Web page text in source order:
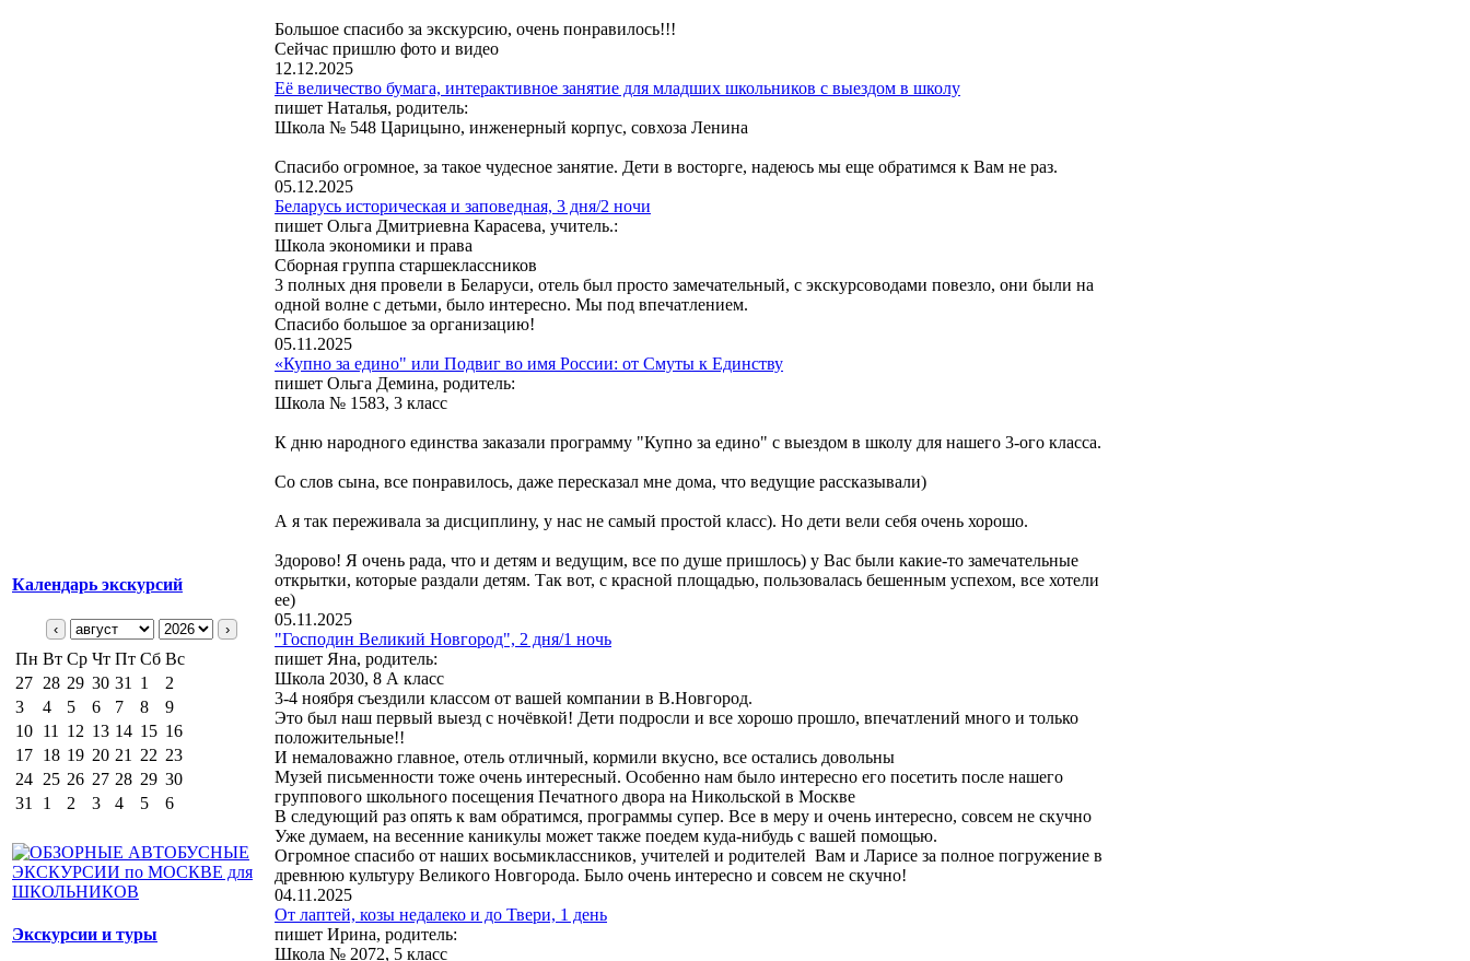
Календарь экскурсий
‹ ›
Пн Вт Ср Чт Пт Сб Вс
27 28 29 30 31 1
2
3
4 5 6 7 8
9
10 11 12 13 14 15 16
17 18 19 20 21 22 23
24 25 26 27 28 29 30
31
1 2 3 4 5 6
Экскурсии и туры
Большое спасибо за экскурсию, очень понравилось!!!
Сейчас пришлю фото и видео
12.12.2025
Её величество бумага, интерактивное занятие для младших школьников с выездом в школу
пишет Наталья, родитель:
Школа № 548 Царицыно, инженерный корпус, совхоза Ленина
Спасибо огромное, за такое чудесное занятие. Дети в восторге, надеюсь мы еще обратимся к Вам не раз.
05.12.2025
Беларусь историческая и заповедная, 3 дня/2 ночи
пишет Ольга Дмитриевна Карасева, учитель.:
Школа экономики и права
Сборная группа старшеклассников
3 полных дня провели в Беларуси, отель был просто замечательный, с экскурсоводами повезло, они были на
одной волне с детьми, было интересно. Мы под впечатлением.
Спасибо большое за организацию!
05.11.2025
«Купно за едино" или Подвиг во имя России: от Смуты к Единству
пишет Ольга Демина, родитель:
Школа № 1583, 3 класс
К дню народного единства заказали программу "Купно за едино" с выездом в школу для нашего 3-ого класса.
Со слов сына, все понравилось, даже пересказал мне дома, что ведущие рассказывали)
А я так переживала за дисциплину, у нас не самый простой класс). Но дети вели себя очень хорошо.
Здорово! Я очень рада, что и детям и ведущим, все по душе пришлось) у Вас были какие-то замечательные
открытки, которые раздали детям. Так вот, с красной площадью, пользовалась бешенным успехом, все хотели
ее)
05.11.2025
"Господин Великий Новгород", 2 дня/1 ночь
пишет Яна, родитель:
Школа 2030, 8 А класс
3-4 ноября съездили классом от вашей компании в В.Новгород.
Это был наш первый выезд с ночёвкой! Дети подросли и все хорошо прошло, впечатлений много и только
положительные!!
И немаловажно главное, отель отличный, кормили вкусно, все остались довольны
Музей письменности тоже очень интересный. Особенно нам было интересно его посетить после нашего
группового школьного посещения Печатного двора на Никольской в Москве
В следующий раз опять к вам обратимся, программы супер. Все в меру и очень интересно, совсем не скучно
Уже думаем, на весенние каникулы может также поедем куда-нибудь с вашей помощью.
Огромное спасибо от наших восьмиклассников, учителей и родителей Вам и Ларисе за полное погружение в
древнюю культуру Великого Новгорода. Было очень интересно и совсем не скучно!
04.11.2025
От лаптей, козы недалеко и до Твери, 1 день
пишет Ирина, родитель:
Школа № 2072, 5 класс